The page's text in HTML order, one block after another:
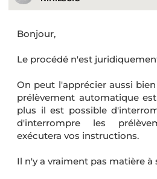
Bonjour,
Le procédé n'est
On peut l'apprécier aussi
prélèvement automatique
plus il est possible
d'interrompre les
exécutera vos instructions.
Il n'y a vraiment pas matière à